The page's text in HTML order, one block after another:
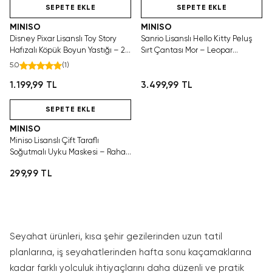
SEPETE EKLE
MINISO
Disney Pixar Lisanslı Toy Story
Hafızalı Köpük Boyun Yastığı – 24
Cm
5.0 (1 )
1.199,99 TL
SEPETE EKLE
MINISO
Sanrio Lisanslı Hello Kitty Peluş
Sırt Çantası Mor – Leopar
3.499,99 TL
SEPETE EKLE
MINISO
Miniso Lisanslı Çift Taraflı
Soğutmalı Uyku Maskesi – Rahat
299,99 TL
Seyahat ürünleri, kısa şehir gezilerinden uzun tatil
planlarına, iş seyahatlerinden hafta sonu kaçamaklarına
kadar farklı yolculuk ihtiyaçlarını daha düzenli ve pratik